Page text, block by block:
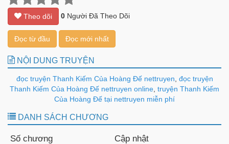
Theo dõi 0 Người Đã Theo Dõi
Đọc từ đầu Đọc mới nhất
NỘI DUNG TRUYỆN
đọc truyện Thanh Kiếm Của Hoàng Đế nettruyen đọc truyện
Thanh Kiếm Của Hoàng Đế nettruyen online truyện Thanh Kiếm
Của Hoàng Đế tại nettruyen miễn phí
DANH SÁCH CHƯƠNG
Số chương Cập nhật